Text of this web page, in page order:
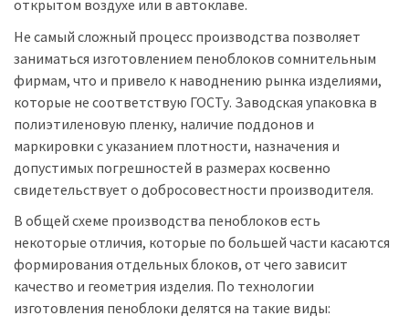
открытом воздухе или в автоклаве.
Не самый сложный процесс производства позволяет
заниматься изготовлением пеноблоков сомнительным
фирмам, что и привело к наводнению рынка изделиями,
которые не соответствую ГОСТу. Заводская упаковка в
полиэтиленовую пленку, наличие поддонов и
маркировки с указанием плотности, назначения и
допустимых погрешностей в размерах косвенно
свидетельствует о добросовестности производителя.
В общей схеме производства пеноблоков есть
некоторые отличия, которые по большей части касаются
формирования отдельных блоков, от чего зависит
качество и геометрия изделия. По технологии
изготовления пеноблоки делятся на такие виды: